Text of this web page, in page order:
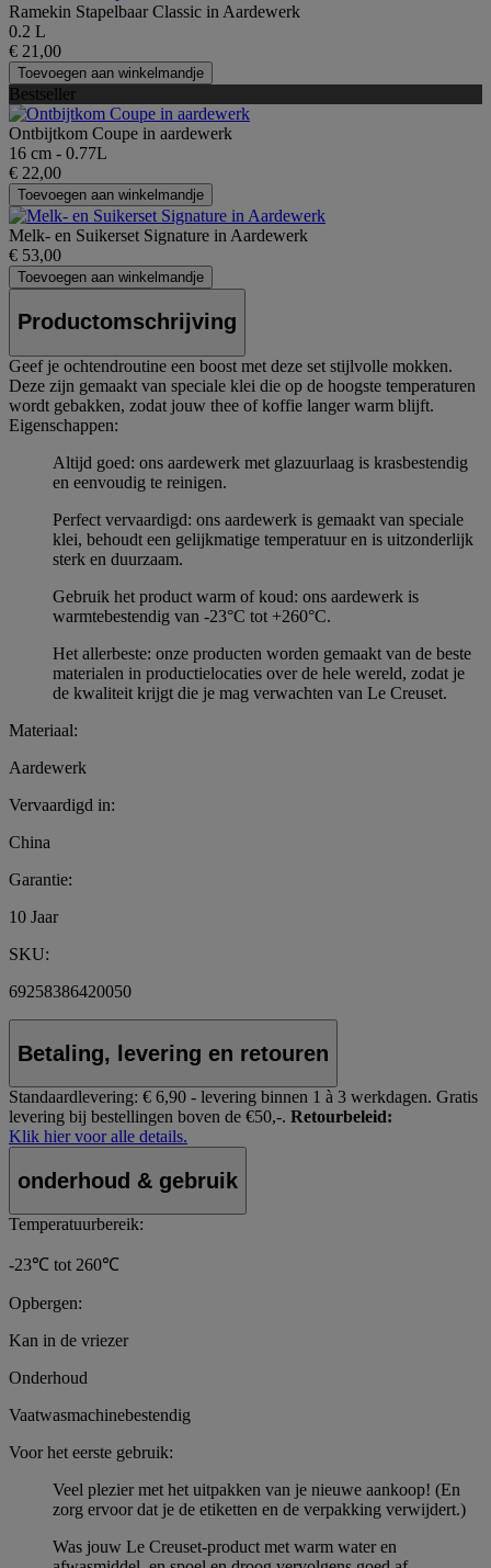
Ramekin Stapelbaar Classic in Aardewerk
0.2 L
€ 21,00
Toevoegen aan winkelmandje
Bestseller
Ontbijtkom Coupe in aardewerk
16 cm - 0.77L
€ 22,00
Toevoegen aan winkelmandje
Melk- en Suikerset Signature in Aardewerk
€ 53,00
Toevoegen aan winkelmandje
Productomschrijving
Geef je ochtendroutine een boost met deze set stijlvolle mokken.
Deze zijn gemaakt van speciale klei die op de hoogste temperaturen
wordt gebakken, zodat jouw thee of koffie langer warm blijft.
Eigenschappen:
Altijd goed: ons aardewerk met glazuurlaag is krasbestendig
en eenvoudig te reinigen.
Perfect vervaardigd: ons aardewerk is gemaakt van speciale
klei, behoudt een gelijkmatige temperatuur en is uitzonderlijk
sterk en duurzaam.
Gebruik het product warm of koud: ons aardewerk is
warmtebestendig van -23°C tot +260°C.
Het allerbeste: onze producten worden gemaakt van de beste
materialen in productielocaties over de hele wereld, zodat je
de kwaliteit krijgt die je mag verwachten van Le Creuset.
Materiaal:
Aardewerk
Vervaardigd in:
China
Garantie:
10 Jaar
SKU:
69258386420050
Betaling, levering en retouren
Standaardlevering: € 6,90 - levering binnen 1 à 3 werkdagen. Gratis
levering bij bestellingen boven de €50,-. Retourbeleid:
Klik hier voor alle details.
onderhoud & gebruik
Temperatuurbereik:
-23℃ tot 260℃
Opbergen:
Kan in de vriezer
Onderhoud
Vaatwasmachinebestendig
Voor het eerste gebruik:
Veel plezier met het uitpakken van je nieuwe aankoop! (En
zorg ervoor dat je de etiketten en de verpakking verwijdert.)
Was jouw Le Creuset-product met warm water en